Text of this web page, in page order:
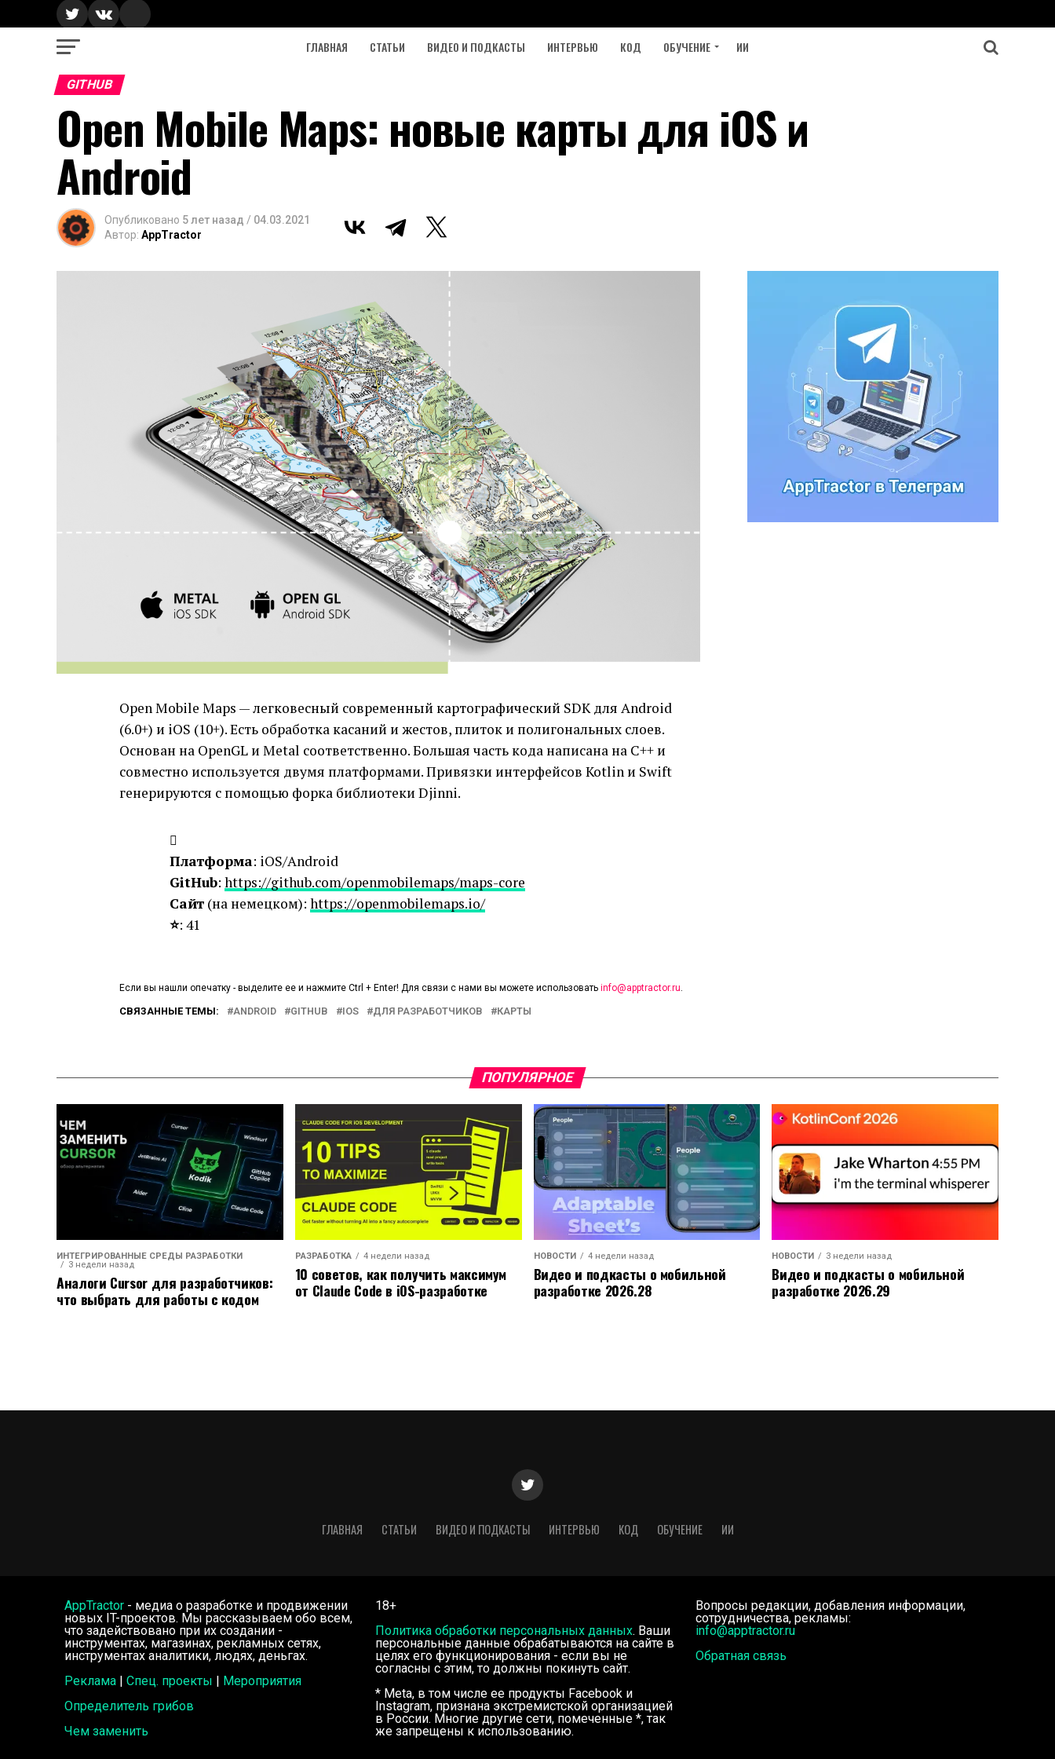
ГЛАВНАЯ СТАТЬИ ВИДЕО И ПОДКАСТЫ ИНТЕРВЬЮ КОД ОБУЧЕНИЕ ИИ
GITHUB
Open Mobile Maps: новые карты для iOS и
Android
Опубликовано 5 лет назад / 04.03.2021
Автор: AppTractor
Open Mobile Maps — легковесный современный картографический SDK для Android
(6.0+) и iOS (10+).Есть обработка касаний и жестов, плиток и полигональных слоев.
Основан на OpenGL и Metal соответственно. Большая часть кода написана на C++ и
совместно используется двумя платформами. Привязки интерфейсов Kotlin и Swift
генерируются с помощью форка библиотеки Djinni.
Платформа: iOS/Android
GitHub: https://github.com/openmobilemaps/maps-core
Сайт (на немецком): https://openmobilemaps.io/
⭐️: 41
Если вы нашли опечатку - выделите ее и нажмите Ctrl + Enter! Для связи с нами вы можете использовать info@apptractor.ru.
СВЯЗАННЫЕ ТЕМЫ: ANDROID GITHUB IOS ДЛЯ РАЗРАБОТЧИКОВ КАРТЫ
ПОПУЛЯРНОЕ
ИНТЕГРИРОВАННЫЕ СРЕДЫ РАЗРАБОТКИ
3 недели назад
Аналоги Cursor для разработчиков:
что выбрать для работы с кодом
РАЗРАБОТКА 4 недели назад
10 советов, как получить максимум
от Claude Code в iOS-разработке
НОВОСТИ 4 недели назад
Видео и подкасты о мобильной
разработке 2026.28
НОВОСТИ 3 недели назад
Видео и подкасты о мобильной
разработке 2026.29
ГЛАВНАЯ СТАТЬИ ВИДЕО И ПОДКАСТЫ ИНТЕРВЬЮ КОД ОБУЧЕНИЕ ИИ
AppTractor - медиа о разработке и продвижении
новых IT-проектов. Мы рассказываем обо всем,
что задействовано при их создании -
инструментах, магазинах, рекламных сетях,
инструментах аналитики, людях, деньгах.
Реклама
Спец. проекты
Мероприятия
Определитель грибов
Чем заменить
18+
Политика обработки персональных данных. Ваши
персональные данные обрабатываются на сайте в
целях его функционирования - если вы не
согласны с этим, то должны покинуть сайт.
* Meta, в том числе ее продукты Facebook и
Instagram, признана экстремистской организацией
в России. Многие другие сети, помеченные *, так
же запрещены к использованию.
Вопросы редакции, добавления информации,
сотрудничества, рекламы:
info@apptractor.ru
Обратная связь